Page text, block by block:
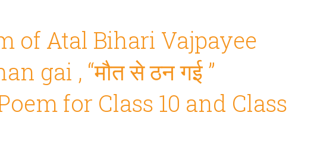
of Atal Bihari Vajpayee
gai , “मौत से ठन गई ”
for Class 10 and Class